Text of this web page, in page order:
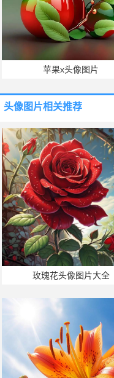
苹果x头像图片
头像图片相关推荐
玫瑰花头像图片大全